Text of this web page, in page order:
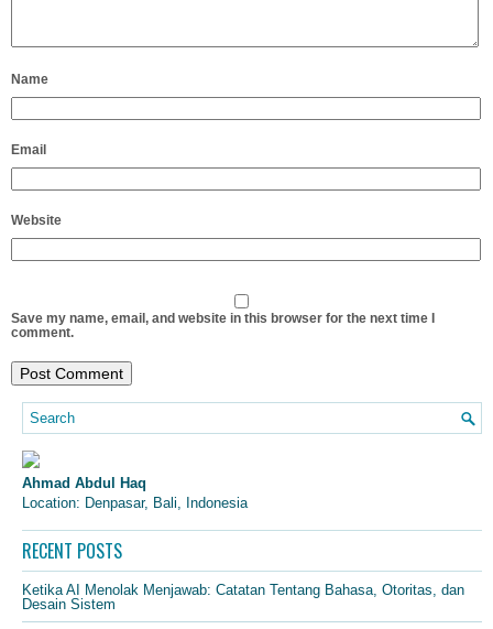
Name
Email
Website
Save my name, email, and website in this browser for the next time I
comment.
Ahmad Abdul Haq
Location: Denpasar, Bali, Indonesia
RECENT POSTS
Ketika AI Menolak Menjawab: Catatan Tentang Bahasa, Otoritas, dan
Desain Sistem